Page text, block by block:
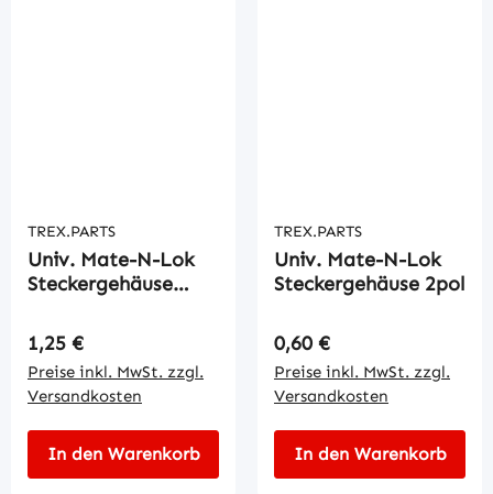
TREX.PARTS
Univ. Mate-N-Lok
Steckergehäuse
Regulärer Preis:
1,25 €
Preise inkl. MwSt. zzgl.
Versandkosten
In den Warenkorb
TREX.PARTS
Univ. Mate-N-Lok
Steckergehäuse 2pol
Regulärer Preis:
0,60 €
Preise inkl. MwSt. zzgl.
Versandkosten
In den Warenkorb